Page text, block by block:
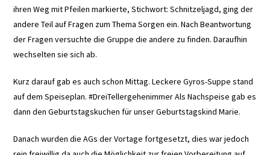
ihren Weg mit Pfeilen markierte, Stichwort: Schnitzeljagd, ging der
andere Teil auf Fragen zum Thema Sorgen ein. Nach Beantwortung
der Fragen versuchte die Gruppe die andere zu finden. Daraufhin
wechselten sie sich ab.
Kurz darauf gab es auch schon Mittag. Leckere Gyros-Suppe stand
auf dem Speiseplan. #DreiTellergehenimmer Als Nachspeise gab es
dann den Geburtstagskuchen für unser Geburtstagskind Marie.
Danach wurden die AGs der Vortage fortgesetzt, dies war jedoch